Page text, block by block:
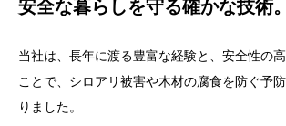
安全な暮らしを守る確かな技術。
当社は、長年に渡る豊富な経験と、安全性の
ことで、シロアリ被害や木材の腐食を防ぐ予
りました。